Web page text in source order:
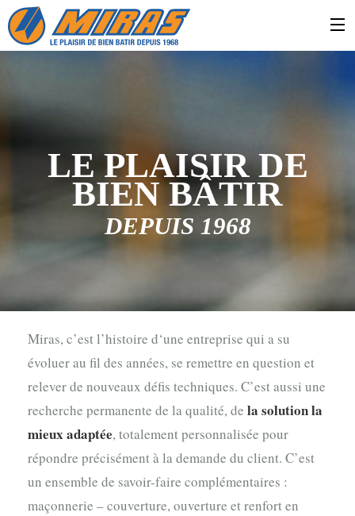
LE PLAISIR DE
BIEN BÂTIR
DEPUIS 1968
Miras, c’est l’histoire d‘une entreprise qui a su
évoluer au fil des années, se remettre en question et
relever de nouveaux défis techniques. C’est aussi une
recherche permanente de la qualité, de la solution la
mieux adaptée, totalement personnalisée pour
répondre précisément à la demande du client. C’est
un ensemble de savoir-faire complémentaires :
maçonnerie – couverture, ouverture et renfort en